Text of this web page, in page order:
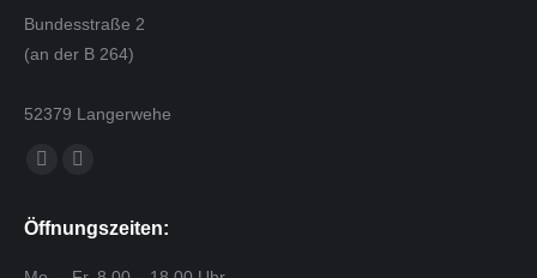
Bundesstraße 2
(an der B 264)
52379 Langerwehe
Finden Sie uns auf:
page
opens
opens
in
Öffnungszeiten: